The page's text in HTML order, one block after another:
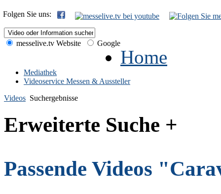
Folgen Sie uns:
messelive.tv Website Google
Home
Mediathek
Videoservice Messen & Aussteller
Videos Suchergebnisse
Erweiterte Suche +
Passende Videos